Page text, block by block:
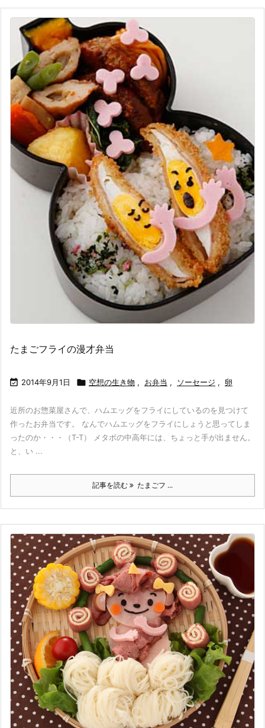
たまごフライの漫才弁当
 2014年9月1日  空想の生き物 , お弁当 , ソーセージ , 卵
近所のお惣菜屋さんで、ハムエッグをフライにしているのを見つけて
作ったお弁当です。 なんでハムエッグをフライにしょうと思ってしま
ったのか・・・（T-T） メタボの中高年には、ちょっと手が出ません。
と、い ...
記事を読む たまごフ ...